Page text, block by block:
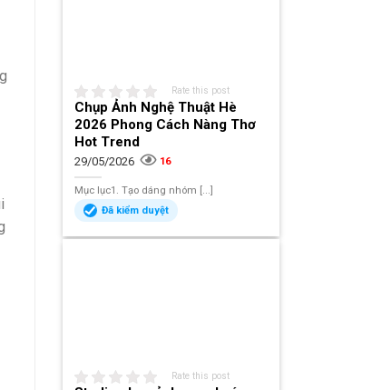
Rate this post
Chụp Ảnh Nghệ Thuật Hè
2026 Phong Cách Nàng Thơ
Hot Trend
29/05/2026 16
Mục lục1. Tạo dáng nhóm [...]
Đã kiểm duyệt
Rate this post